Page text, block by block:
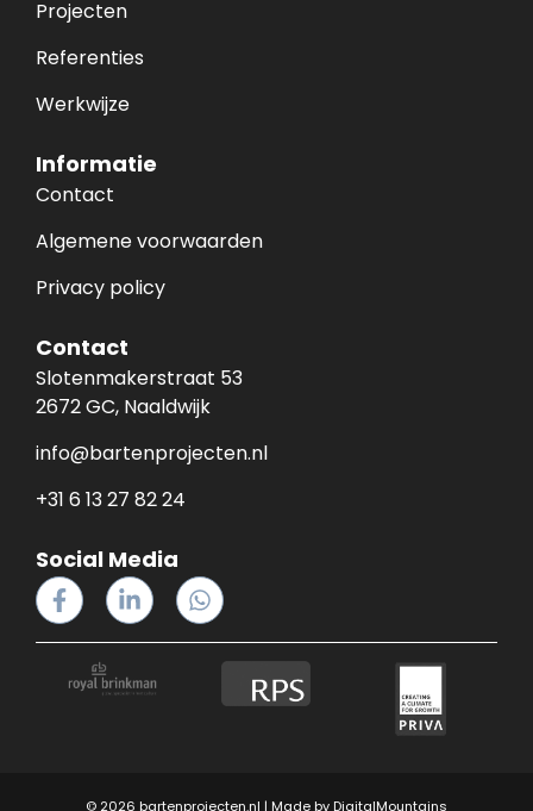
Projecten
Referenties
Werkwijze
Informatie
Contact
Algemene voorwaarden
Privacy policy
Contact
Slotenmakerstraat 53
2672 GC, Naaldwijk
info@bartenprojecten.nl
+31 6 13 27 82 24
Social Media
© 2026 bartenprojecten.nl | Made by DigitalMountains